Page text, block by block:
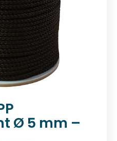
Ø 5 mm –